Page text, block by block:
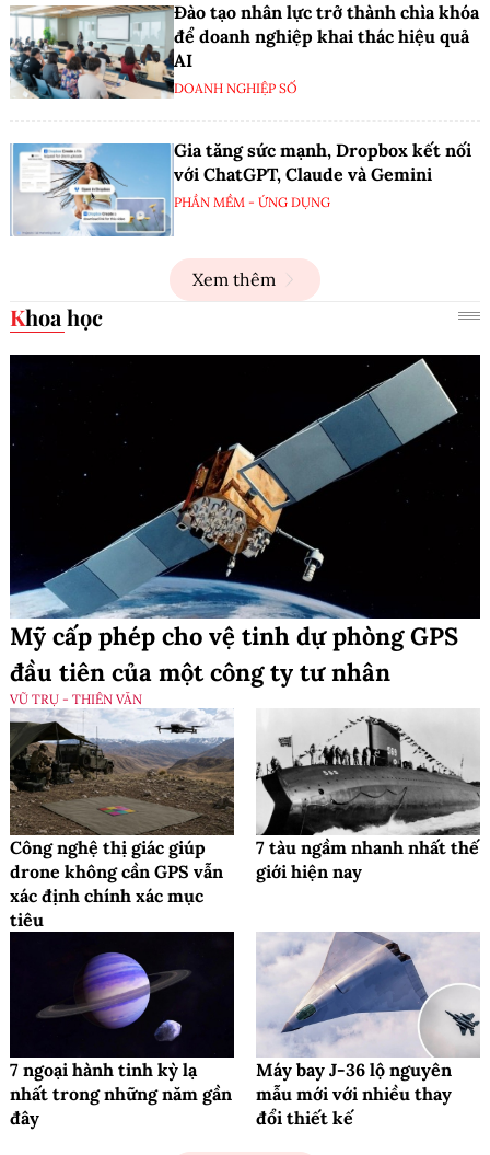
Đào tạo nhân lực trở thành chìa khóa
để doanh nghiệp khai thác hiệu quả
AI
DOANH NGHIỆP SỐ
Gia tăng sức mạnh, Dropbox kết nối
với ChatGPT, Claude và Gemini
PHẦN MỀM - ỨNG DỤNG
Xem thêm
Khoa học
Mỹ cấp phép cho vệ tinh dự phòng GPS
đầu tiên của một công ty tư nhân
VŨ TRỤ - THIÊN VĂN
Công nghệ thị giác giúp
drone không cần GPS vẫn
xác định chính xác mục
tiêu
7 tàu ngầm nhanh nhất thế
giới hiện nay
7 ngoại hành tinh kỳ lạ
nhất trong những năm gần
đây
Máy bay J-36 lộ nguyên
mẫu mới với nhiều thay
đổi thiết kế